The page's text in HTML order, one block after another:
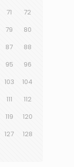
71
72
79
80
87
88
95
96
103
104
111
112
119
120
127
128